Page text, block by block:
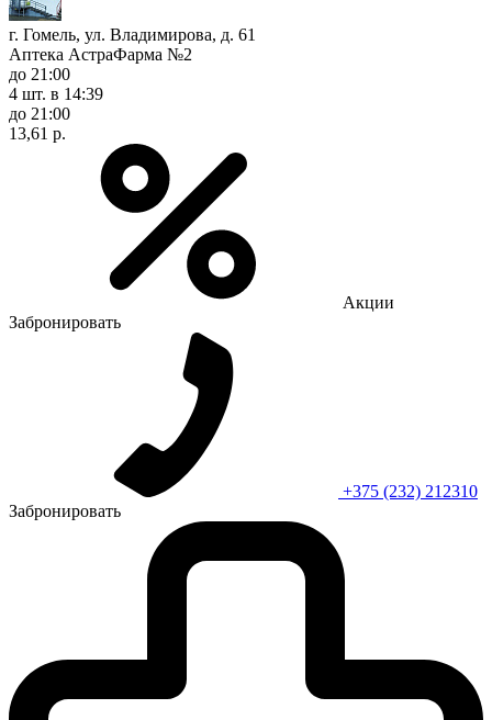
г. Гомель, ул. Владимирова, д. 61
Аптека АстраФарма №2
до 21:00
4 шт. в 14:39
до 21:00
13,61 р.
Акции
Забронировать
+375 (232) 212310
Забронировать